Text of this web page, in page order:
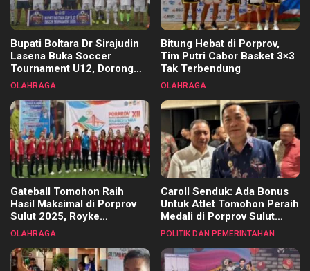
Bupati Boltara Dr Sirajudin
Lasena Buka Soccer
Tournament U12, Dorong
Pembinaan Merata di Setiap
OLAHRAGA
Bitung Hebat di Porprov,
Tim Putri Cabor Basket 3×3
Tak Terbendung
OLAHRAGA
Gateball Tomohon Raih
Hasil Maksimal di Porprov
Sulut 2025, Royke
Tangkawarouw Ucapkan
OLAHRAGA
Caroll Senduk: Ada Bonus
Untuk Atlet Tomohon Peraih
Medali di Porprov Sulut
2025
POLITIK DAN PEMERINTAHAN